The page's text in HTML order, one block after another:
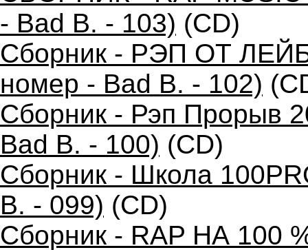
- Bad B. - 103) (CD)
Сборник - РЭП ОТ
номер - Bad B. - 102)
Сборник - Рэп Прорыв
Bad B. - 100) (CD)
Сборник - Школа
B. - 099) (CD)
Сборник - RAP НА 100